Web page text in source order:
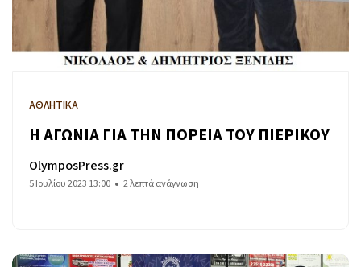
ΑΘΛΗΤΙΚΑ
Η ΑΓΩΝΙΑ ΓΙΑ ΤΗΝ ΠΟΡΕΙΑ ΤΟΥ ΠΙΕΡΙΚΟΥ
OlymposPress.gr
5 Ιουλίου 2023 13:00 2 λεπτά ανάγνωση